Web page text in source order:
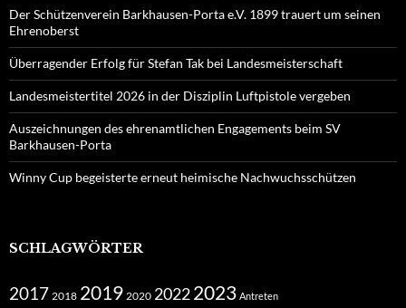
Der Schützenverein Barkhausen-Porta e.V. 1899 trauert um seinen
Ehrenoberst
Überragender Erfolg für Stefan Tak bei Landesmeisterschaft
Landesmeistertitel 2026 in der Disziplin Luftpistole vergeben
Auszeichnungen des ehrenamtlichen Engagements beim SV
Barkhausen-Porta
Winny Cup begeisterte erneut heimische Nachwuchsschützen
SCHLAGWÖRTER
2017 2018 2019 2020 20222023 Antreten